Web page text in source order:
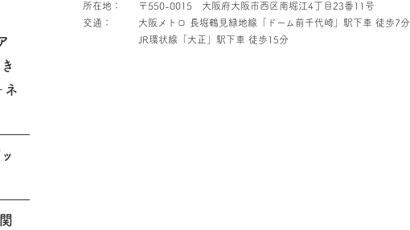
ネ
所在地：
〒550-0015 大阪府大阪市西区南堀江4丁目23番11号
交通：
大阪メトロ 長堀鶴見緑地線「ドーム前千代崎」駅下車 徒歩7分
JR環状線「大正」駅下車 徒歩15分